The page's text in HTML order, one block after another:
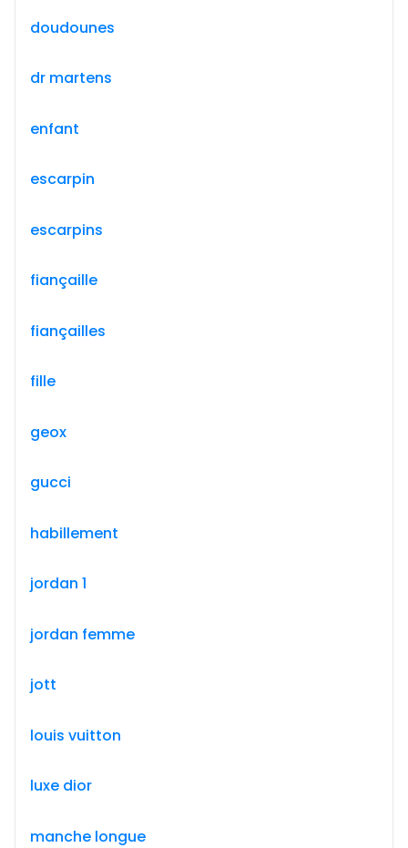
doudounes
dr martens
enfant
escarpin
escarpins
fiançaille
fiançailles
fille
geox
gucci
habillement
jordan 1
jordan femme
jott
louis vuitton
luxe dior
manche longue